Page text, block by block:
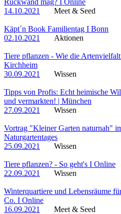
14.10.2021
Meet & Seed
Käpt´n Book Familientag I Bonn
02.10.2021
Aktionen
Tiere pflanzen - Wie die
Kirchheim
30.09.2021
Wissen
Tipps von Profis: Echt heimische
und vermarkten! | München
27.09.2021
Wissen
Vortrag "Kleiner Garten naturnah"
Naturgartentages
25.09.2021
Wissen
Tiere pflanzen? - So geht's I Online
22.09.2021
Wissen
Winterquartiere und Lebensräume
Co. I Online
16.09.2021
Meet & Seed